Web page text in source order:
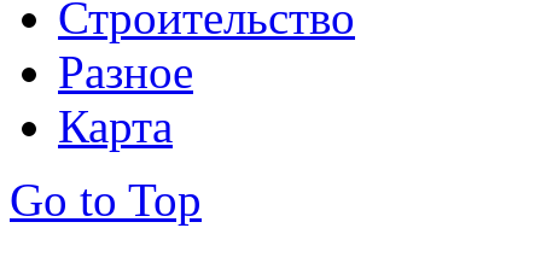
Строительство
Разное
Карта
Go to Top